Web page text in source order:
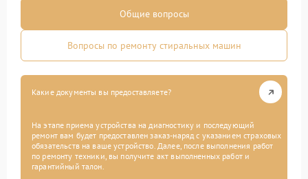
Общие вопросы
Вопросы по ремонту стиральных машин
Какие документы вы предоставляете?
На этапе приема устройства на диагностику и последующий
ремонт вам будет предоставлен заказ-наряд с указанием страховых
обязательств на ваше устройство. Далее, после выполнения работ
по ремонту техники, вы получите акт выполненных работ и
гарантийный талон.